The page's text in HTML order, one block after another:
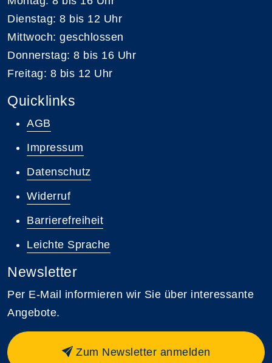
Dienstag: 8 bis 12 Uhr
Mittwoch: geschlossen
Donnerstag: 8 bis 16 Uhr
Freitag: 8 bis 12 Uhr
Quicklinks
AGB
Impressum
Datenschutz
Widerruf
Barrierefreiheit
Leichte Sprache
Newsletter
Per E-Mail informieren wir Sie über interessante
Angebote.
Zum Newsletter anmelden